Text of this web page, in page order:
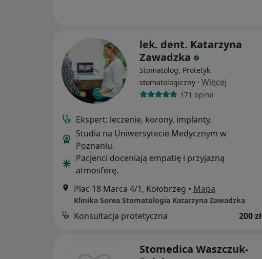
lek. dent. Katarzyna
Zawadzka
Stomatolog, Protetyk
stomatologiczny · Więcej
171 opinii
Ekspert: leczenie, korony, implanty.
Studia na Uniwersytecie Medycznym w
Poznaniu.
Pacjenci doceniają empatię i przyjazną
atmosferę.
Plac 18 Marca 4/1, Kołobrzeg • Mapa
Klinika Sorea Stomatologia Katarzyna Zawadzka
Konsultacja protetyczna 200 zł
Stomedica Waszczuk-